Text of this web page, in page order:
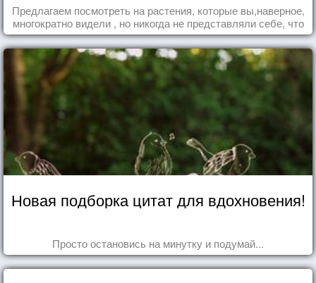
Предлагаем посмотреть на растения, которые вы,наверное,
многократно видели , но никогда не представляли себе, что
употребляете их в пищу.
Новая подборка цитат для вдохновения!
Просто остановись на минутку и подумай...